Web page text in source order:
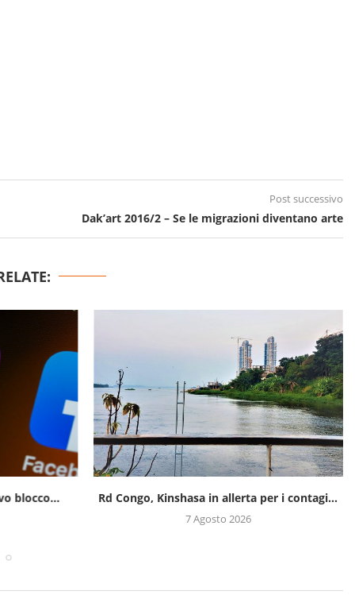
Post successivo
Dak’art 2016/2 – Se le migrazioni diventano arte
blocco... Rd Congo, Kinshasa in allerta per i contagi...
7 Agosto 2026